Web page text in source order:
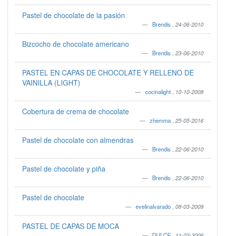
Pastel de chocolate de la pasión
Brendis 24-06-2010
Bizcocho de chocolate americano
Brendis 23-06-2010
PASTEL EN CAPAS DE CHOCOLATE Y RELLENO DE
VAINILLA (LIGHT)
cocinalight 10-10-2008
Cobertura de crema de chocolate
zhemma 25-05-2016
Pastel de chocolate con almendras
Brendis 22-06-2010
Pastel de chocolate y piña
Brendis 22-06-2010
Pastel de chocolate
evelinalvarado 08-03-2009
PASTEL DE CAPAS DE MOCA